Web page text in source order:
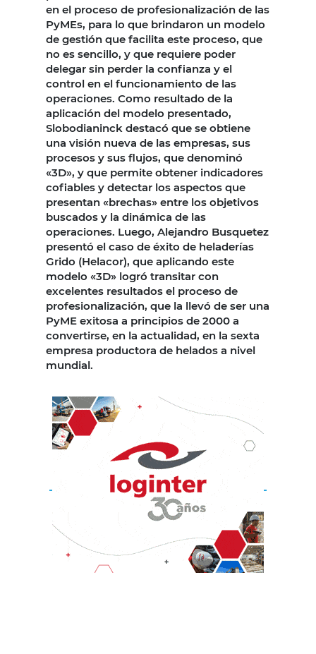
en el proceso de profesionalización de las
PyMEs, para lo que brindaron un modelo
de gestión que facilita este proceso, que
no es sencillo, y que requiere poder
delegar sin perder la confianza y el
control en el funcionamiento de las
operaciones. Como resultado de la
aplicación del modelo presentado,
Slobodianinck destacó que se obtiene
una visión nueva de las empresas, sus
procesos y sus flujos, que denominó
«3D», y que permite obtener indicadores
cofiables y detectar los aspectos que
presentan «brechas» entre los objetivos
buscados y la dinámica de las
operaciones. Luego, Alejandro Busquetez
presentó el caso de éxito de heladerías
Grido (Helacor), que aplicando este
modelo «3D» logró transitar con
excelentes resultados el proceso de
profesionalización, que la llevó de ser una
PyME exitosa a principios de 2000 a
convertirse, en la actualidad, en la sexta
empresa productora de helados a nivel
mundial.